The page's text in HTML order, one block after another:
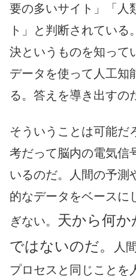
要の多いサイト」「人
ト」と判断されてい
決というものを知って
データを使って人工知
る。答えを導き出すの
そういうことは可能だ
考だって脳内の電気信
いるのだ。人間の予測
的なデータをベースに
ぎない。 天から何
ではないのだ。
人
プロセスと同じことを